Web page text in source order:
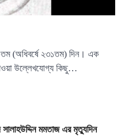
(অধিবর্ষে ২৩১তম) দিন। এক
উল্লেখযোগ্য কিছু…
মমতাজ এর মৃত্যুদিন